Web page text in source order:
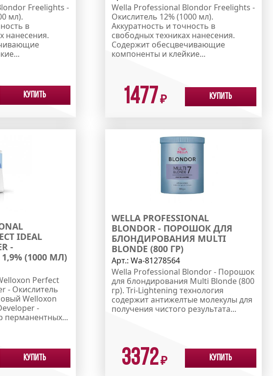
Freelights -
мл).
в
нанесения.
Купить
Wella Professional Blondor Freelights -
Окислитель 12% (1000 мл).
Аккуратность и точность в
свободных техниках нанесения.
Содержит обесцвечивающие
компоненты и клейкие...
1477₽ Купить
IDEAL
-
(1000 МЛ)
Perfect
- Окислитель
Welloxon
-
перманентных...
Купить
WELLA PROFESSIONAL
BLONDOR - ПОРОШОК ДЛЯ
БЛОНДИРОВАНИЯ MULTI
BLONDE (800 ГР)
Арт.:Wa-81278564
Wella Professional Blondor - Порошок
для блондирования Multi Blonde (800
гр). Tri-Lightening технология
содержит антижелтые молекулы для
получения чистого результата...
3372₽ Купить